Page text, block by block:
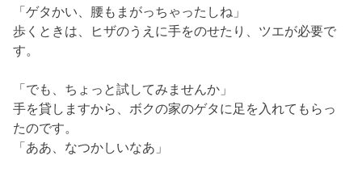
「ゲタかい、腰もまがっちゃったしね」
歩くときは、ヒザのうえに手をのせたり、ツエが必要で
す。
「でも、ちょっと試してみませんか」
手を貸しますから、ボクの家のゲタに足を入れてもらっ
たのです。
「ああ、なつかしいなあ」